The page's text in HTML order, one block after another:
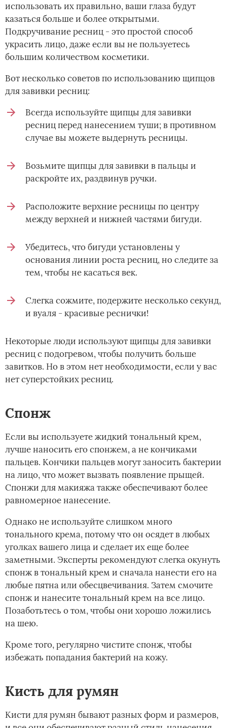
использовать их правильно, ваши глаза будут
казаться больше и более открытыми.
Подкручивание ресниц - это простой способ
украсить лицо, даже если вы не пользуетесь
большим количеством косметики.
Вот несколько советов по использованию щипцов
для завивки ресниц:
Всегда используйте щипцы для завивки
ресниц перед нанесением туши; в противном
случае вы можете выдернуть ресницы.
Возьмите щипцы для завивки в пальцы и
раскройте их, раздвинув ручки.
Расположите верхние ресницы по центру
между верхней и нижней частями бигуди.
Убедитесь, что бигуди установлены у
основания линии роста ресниц, но следите за
тем, чтобы не касаться век.
Слегка сожмите, подержите несколько секунд,
и вуаля - красивые реснички!
Некоторые люди используют щипцы для завивки
ресниц с подогревом, чтобы получить больше
завитков. Но в этом нет необходимости, если у вас
нет суперстойких ресниц.
Спонж
Если вы используете жидкий тональный крем,
лучше наносить его спонжем, а не кончиками
пальцев. Кончики пальцев могут заносить бактерии
на лицо, что может вызвать появление прыщей.
Спонжи для макияжа также обеспечивают более
равномерное нанесение.
Однако не используйте слишком много
тонального крема, потому что он осядет в любых
уголках вашего лица и сделает их еще более
заметными. Эксперты рекомендуют слегка окунуть
спонж в тональный крем и сначала нанести его на
любые пятна или обесцвечивания. Затем смочите
спонж и нанесите тональный крем на все лицо.
Позаботьтесь о том, чтобы они хорошо ложились
на шею.
Кроме того, регулярно чистите спонж, чтобы
избежать попадания бактерий на кожу.
Кисть для румян
Кисти для румян бывают разных форм и размеров,